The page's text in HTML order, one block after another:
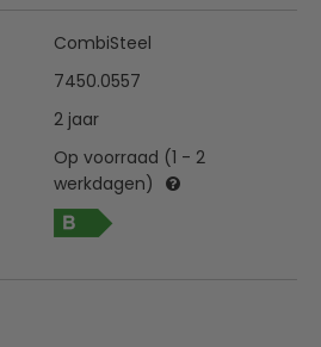
CombiSteel
7450.0557
2 jaar
Op voorraad (1 - 2
werkdagen)